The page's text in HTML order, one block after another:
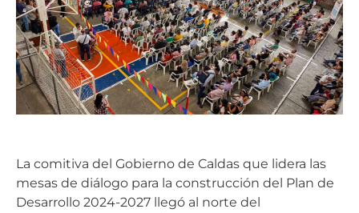
La comitiva del Gobierno de Caldas que lidera las
mesas de diálogo para la construcción del Plan de
Desarrollo 2024-2027 llegó al norte del